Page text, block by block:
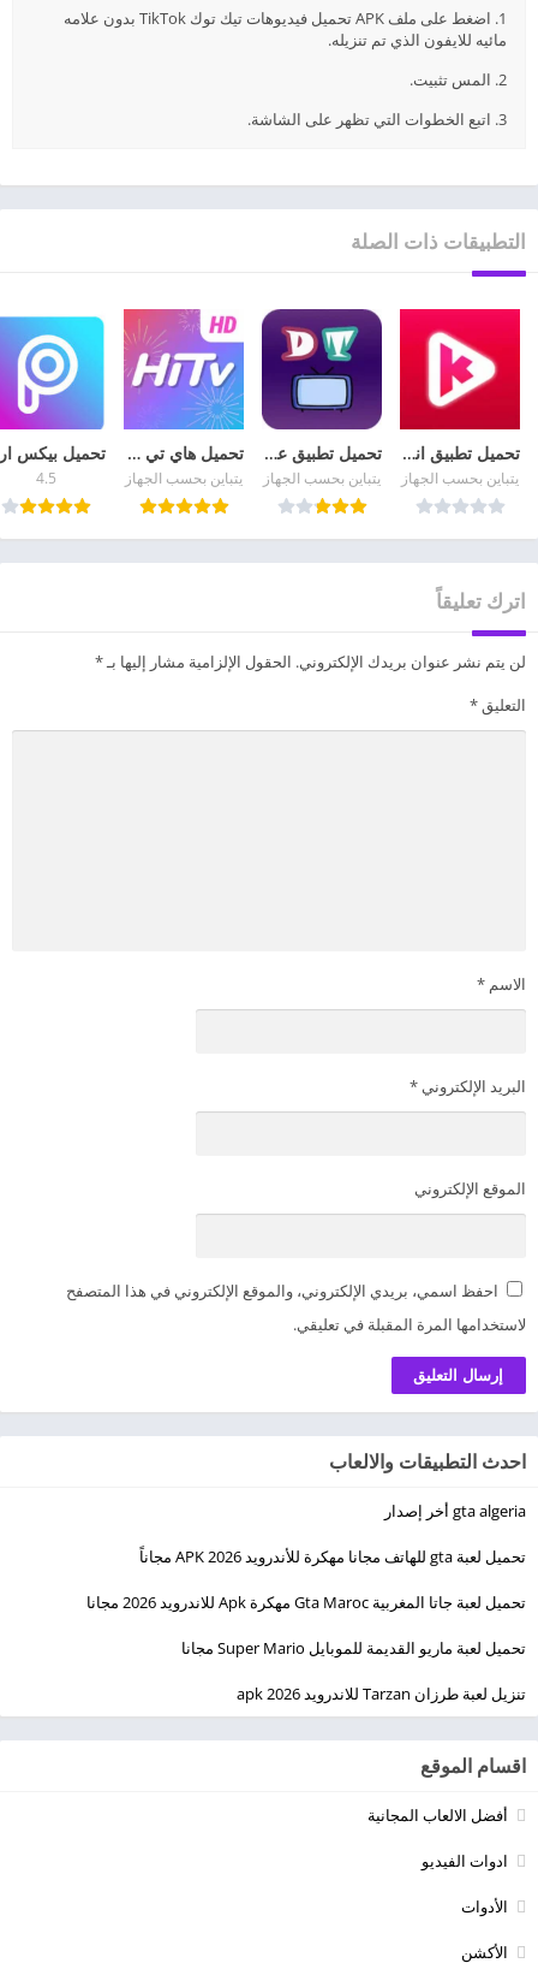
1. اضغط على ملف APK تحميل فيديوهات تيك توك TikTok بدون علامه
مائيه للايفون الذي تم تنزيله.
2. المس تثبيت.
3. اتبع الخطوات التي تظهر على الشاشة.
التطبيقات ذات الصلة
تحميل تطبيق انمي كلاستر Anime Klaster APK مهكر مجانا
يتباين بحسب الجهاز
تحميل تطبيق عالم الدراما Drama world Apk مهكر من ميديا فاير
يتباين بحسب الجهاز
تحميل هاي تي في HiTV 2026 لمشاهدة الدراما الكورية للأندرويد
يتباين بحسب الجهاز 4.5
اترك تعليقاً
لن يتم نشر عنوان بريدك الإلكتروني. الحقول الإلزامية مشار إليها بـ*
التعليق *
الاسم *
البريد الإلكتروني *
الموقع الإلكتروني
احفظ اسمي، بريدي الإلكتروني، والموقع الإلكتروني في هذا المتصفح
لاستخدامها المرة المقبلة في تعليقي.
احدث التطبيقات والالعاب
gta algeria أخر إصدار
تحميل لعبة gta للهاتف مجانا مهكرة للأندرويد 2026 APK مجاناً
تحميل لعبة جاتا المغربية Gta Maroc مهكرة Apk للاندرويد 2026 مجانا
تحميل لعبة ماريو القديمة للموبايل Super Mario مجانا
تنزيل لعبة طرزان Tarzan للاندرويد apk 2026
اقسام الموقع
أفضل الالعاب المجانية
ادوات الفيديو
الأدوات
الأكشن